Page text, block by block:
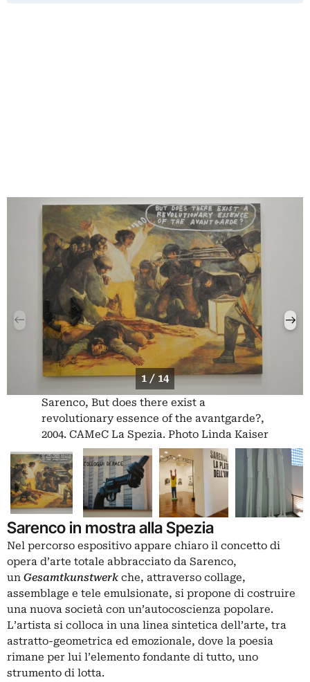
1 / 14
Sarenco, But does there exist a
revolutionary essence of the avantgarde?,
2004. CAMeC La Spezia. Photo Linda Kaiser
Sarenco in mostra alla Spezia
Nel percorso espositivo appare chiaro il concetto di
opera d’arte totale abbracciato da Sarenco,
un Gesamtkunstwerk che, attraverso collage,
assemblage e tele emulsionate, si propone di costruire
una nuova società con un’autocoscienza popolare.
L’artista si colloca in una linea sintetica dell’arte, tra
astratto-geometrica ed emozionale, dove la poesia
rimane per lui l’elemento fondante di tutto, uno
strumento di lotta.